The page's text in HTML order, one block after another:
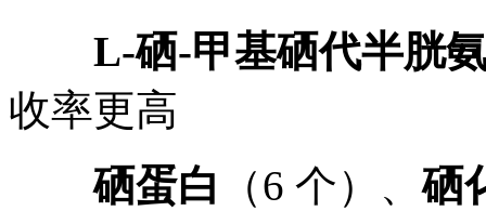
L-硒-甲基硒代半胱
收率更高
硒蛋白
（6 个）、硒